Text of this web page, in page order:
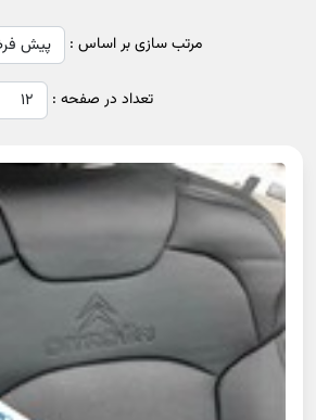
مرتب سازی بر اساس :
تعداد در صفحه :